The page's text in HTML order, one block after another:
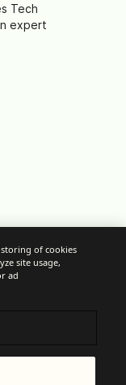
Tech
expert
storing of cookies
site usage,
ad